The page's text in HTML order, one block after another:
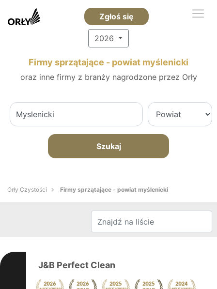
Zgłoś się
2026
Firmy sprzątające - powiat myślenicki
oraz inne firmy z branży nagrodzone przez Orły
Szukaj
Orły Czystości Firmy sprzątające - powiat myślenicki
J&B Perfect Clean